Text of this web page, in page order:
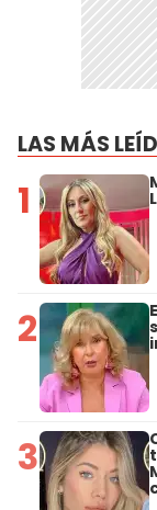
LAS MÁS
1
2
3